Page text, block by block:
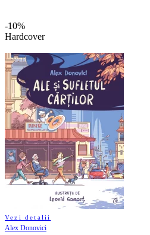
-10%
Hardcover
Vezi detalii
Alex Donovici